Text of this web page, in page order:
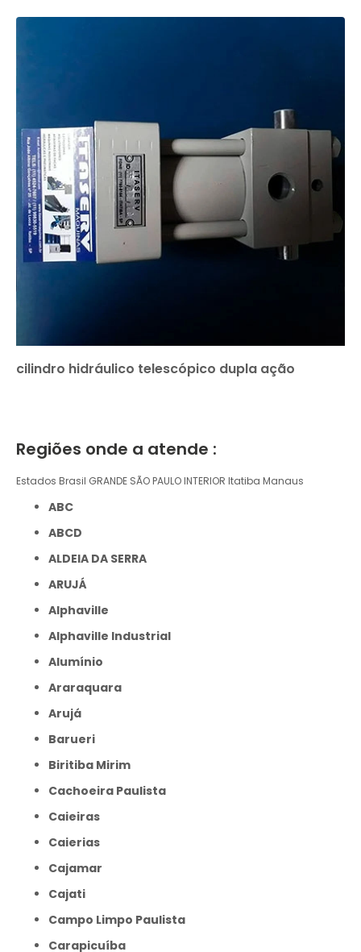
cilindro hidráulico telescópico dupla ação
Regiões onde a atende :
Estados Brasil GRANDE SÃO PAULO INTERIOR Itatiba Manaus
ABC
ABCD
ALDEIA DA SERRA
ARUJÁ
Alphaville
Alphaville Industrial
Alumínio
Araraquara
Arujá
Barueri
Biritiba Mirim
Cachoeira Paulista
Caieiras
Caierias
Cajamar
Cajati
Campo Limpo Paulista
Carapicuíba